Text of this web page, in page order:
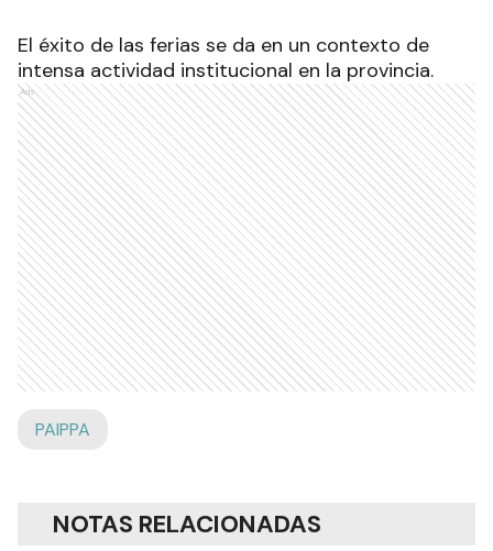
El éxito de las ferias se da en un contexto de
intensa actividad institucional en la provincia.
Ads
PAIPPA
NOTAS RELACIONADAS